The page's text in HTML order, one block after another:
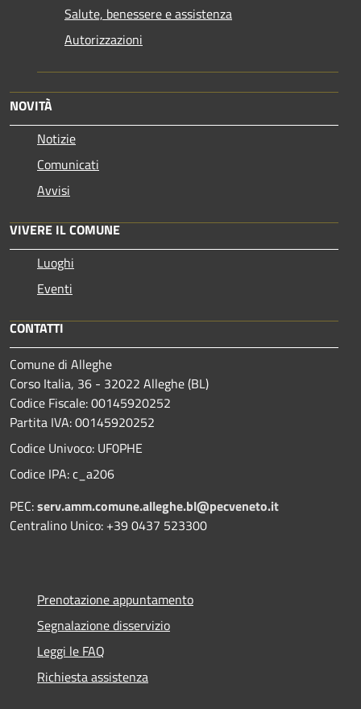
Salute, benessere e assistenza
Autorizzazioni
NOVITÀ
Notizie
Comunicati
Avvisi
VIVERE IL COMUNE
Luoghi
Eventi
CONTATTI
Comune di Alleghe
Corso Italia, 36 - 32022 Alleghe (BL)
Codice Fiscale: 00145920252
Partita IVA: 00145920252
Codice Univoco: UF0PHE
Codice IPA: c_a206
PEC:serv.amm.comune.alleghe.bl@pecveneto.it
Centralino Unico: +39 0437 523300
Prenotazione appuntamento
Segnalazione disservizio
Leggi le FAQ
Richiesta assistenza